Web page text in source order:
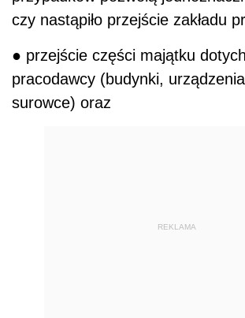
czy nastąpiło przejście zakładu
● przejście części majątku
pracodawcy (budynki,
surowce) oraz
REKLAMA